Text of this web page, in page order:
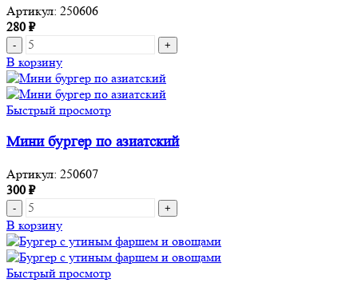
Артикул: 250606
280 ₽
Количество
товара
Мини
бургер
"Капрезе"с
В корзину
Быстрый просмотр
Мини бургер по азиатский
Артикул: 250607
300 ₽
Количество
товара
Мини
бургер
по
азиатский
В корзину
Быстрый просмотр